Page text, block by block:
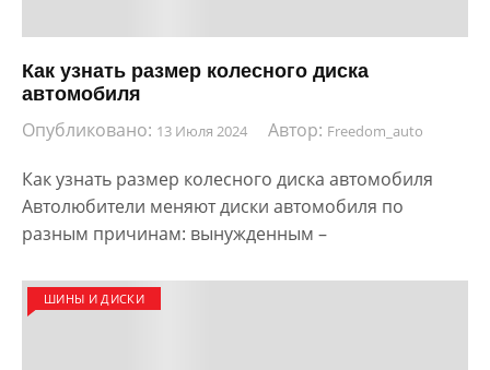
Как узнать размер колесного диска
автомобиля
Опубликовано: 13 Июля 2024 Автор: Freedom_auto
Как узнать размер колесного диска автомобиля
Автолюбители меняют диски автомобиля по
разным причинам: вынужденным –
ШИНЫ И ДИСКИ